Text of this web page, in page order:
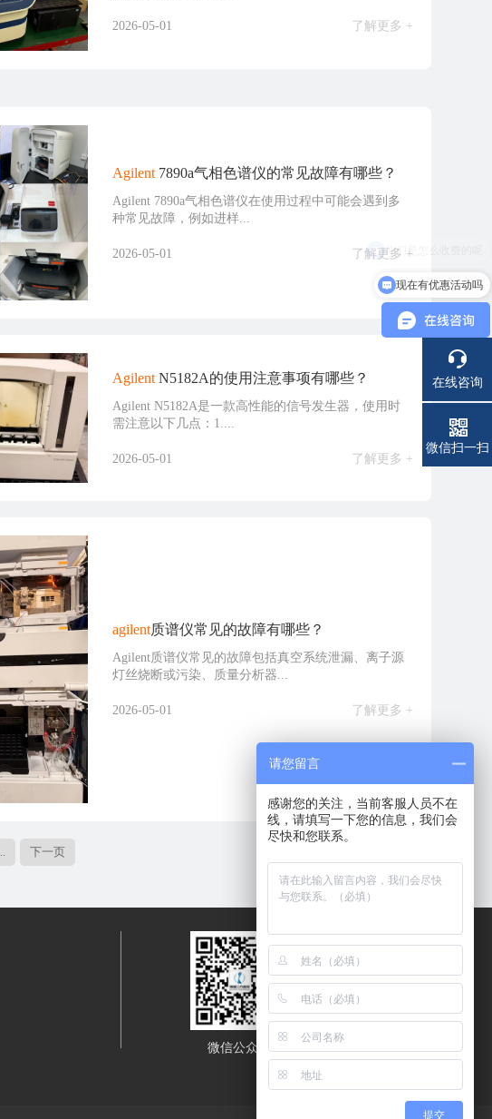
2026-05-01 了解更多 +
Agilent 7890a气相色谱仪的常见故障有哪些？
Agilent 7890a气相色谱仪在使用过程中可能会遇到多
种常见故障，例如进样...
2026-05-01 了解更多 +
Agilent N5182A的使用注意事项有哪些？
Agilent N5182A是一款高性能的信号发生器，使用时
需注意以下几点：1....
2026-05-01 了解更多 +
agilent质谱仪常见的故障有哪些？
Agilent质谱仪常见的故障包括真空系统泄漏、离子源
灯丝烧断或污染、质量分析器...
2026-05-01 了解更多 +
下一页
微信公众号
在线咨询
电话
微信扫一扫
现在有优惠活动吗
请您留言
感谢您的关注，当前客服人员不在
线，请填写一下您的信息，我们会
尽快和您联系。
提交